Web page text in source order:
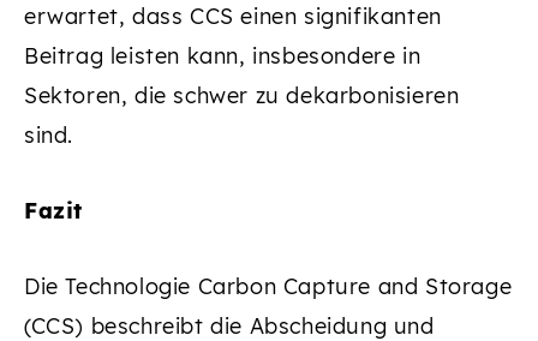
erwartet, dass CCS einen signifikanten
Beitrag leisten kann, insbesondere in
Sektoren, die schwer zu dekarbonisieren
sind.
Fazit
Die Technologie Carbon Capture and Storage
(CCS) beschreibt die Abscheidung und